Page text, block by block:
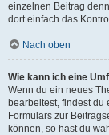
einzelnen Beitrag
dort einfach das
Nach oben
Wie kann ich eine
Wenn du ein neues
bearbeitest, findest du
Formulars zur
können, so hast du